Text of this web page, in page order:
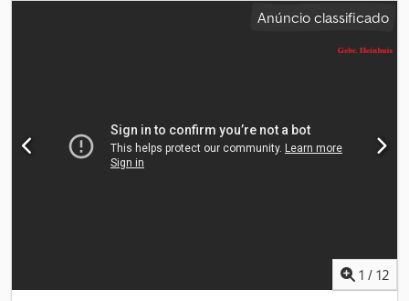
vende-se por substituição. Pode ser vista em Mérida, na Calle
Anúncio classificado
1 / 12